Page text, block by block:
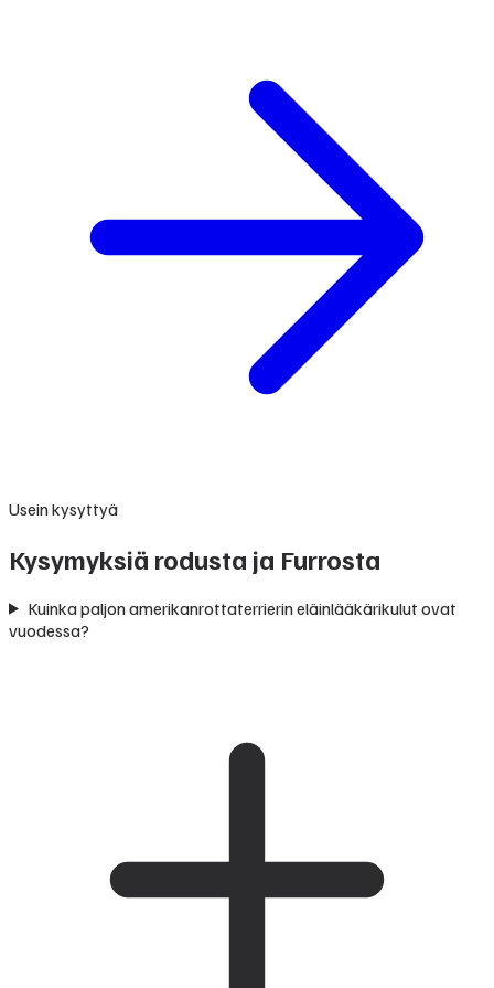
Usein kysyttyä
Kysymyksiä rodusta ja Furrosta
Kuinka paljon amerikanrottaterrierin eläinlääkärikulut ovat
vuodessa?